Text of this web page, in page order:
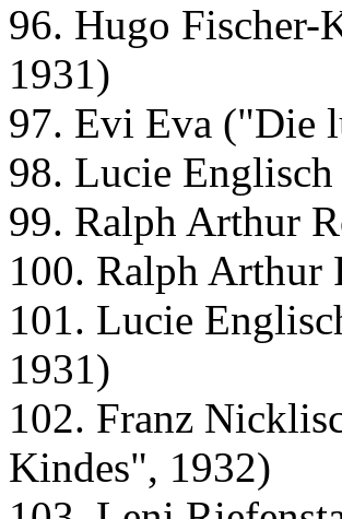
96. Hugo Fischer-
1931)
97. Evi Eva ("Die
98. Lucie
99. Ralph Arthur
100. Ralph Arthur
101. Lucie
1931)
102. Franz
Kindes", 1932)